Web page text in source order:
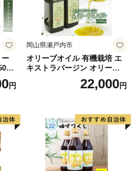
ー
紫
オ円
岡山県瀬戸内市
オリーブオイル 有機栽培 エ
キストラバージン オリーブ
オイル シングル 2本 セット
オーガニック 調味料 油 オリ
22,000円